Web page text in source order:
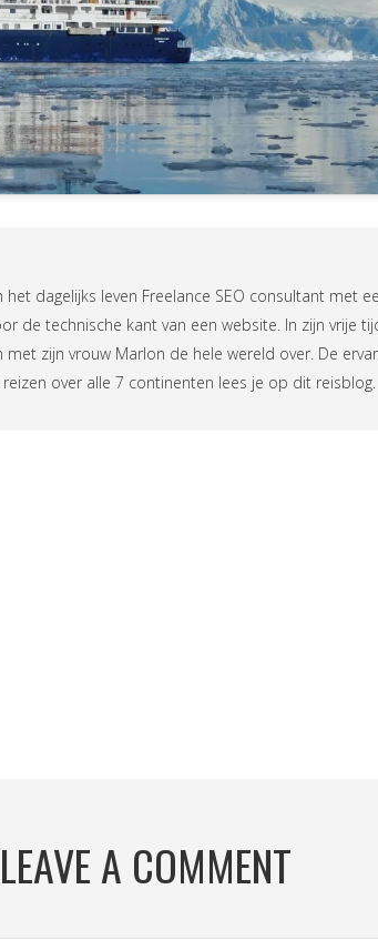
het dagelijks leven Freelance SEO consultant met
de technische kant van een website. In zijn vrije
met zijn vrouw Marlon de hele wereld over. De
over alle 7 continenten lees je op dit reisblog.
LEAVE A COMMENT